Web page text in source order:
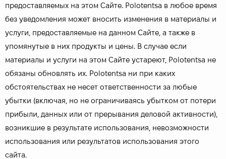
предоставляемых на этом Сайте. Polotentsa в любое время
без уведомления может вносить изменения в материалы и
услуги, предоставляемые на данном Сайте, а также в
упомянутые в них продукты и цены. В случае если
материалы и услуги на этом Сайте устареют, Polotentsa не
обязаны обновлять их. Polotentsa ни при каких
обстоятельствах не несет ответственности за любые
убытки (включая, но не ограничиваясь убытком от потери
прибыли, данных или от прерывания деловой активности),
возникшие в результате использования, невозможности
использования или результатов использования этого
сайта.